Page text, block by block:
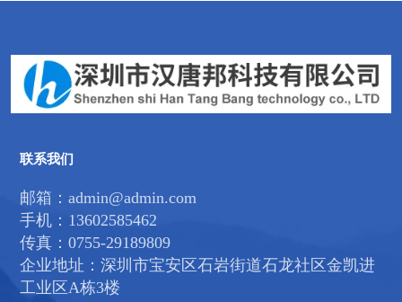
联系我们
邮箱：admin@admin.com
手机：13602585462
传真：0755-29189809
企业地址：深圳市宝安区石岩街道石龙社区金凯进
工业区A栋3楼